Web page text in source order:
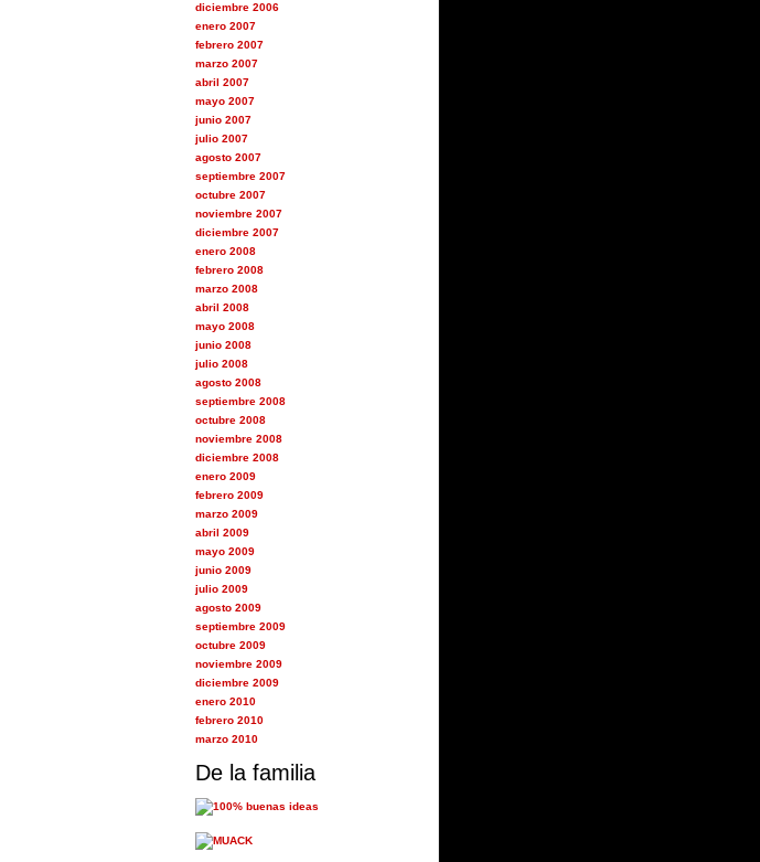
diciembre 2006
enero 2007
febrero 2007
marzo 2007
abril 2007
mayo 2007
junio 2007
julio 2007
agosto 2007
septiembre 2007
octubre 2007
noviembre 2007
diciembre 2007
enero 2008
febrero 2008
marzo 2008
abril 2008
mayo 2008
junio 2008
julio 2008
agosto 2008
septiembre 2008
octubre 2008
noviembre 2008
diciembre 2008
enero 2009
febrero 2009
marzo 2009
abril 2009
mayo 2009
junio 2009
julio 2009
agosto 2009
septiembre 2009
octubre 2009
noviembre 2009
diciembre 2009
enero 2010
febrero 2010
marzo 2010
De la familia